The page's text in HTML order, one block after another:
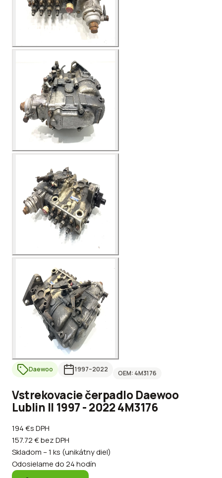
Daewoo 1997–2022 OEM: 4M3176
Vstrekovacie čerpadlo Daewoo
Lublin II 1997 - 2022 4M3176
194 €s DPH
157.72 €bez DPH
Skladom – 1 ks (unikátny diel)
Odosielame do 24 hodín